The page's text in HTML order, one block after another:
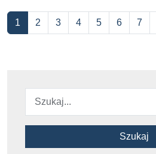
Stronicowanie
1 2 3 4 5 6 7
Szukaj